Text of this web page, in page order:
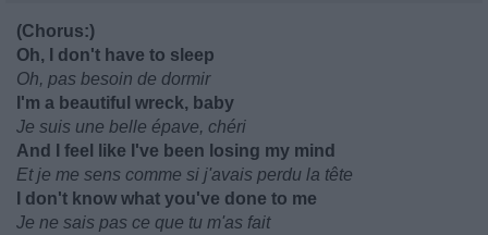
(Chorus:)
Oh, I don't have to sleep
Oh, pas besoin de dormir
I'm a beautiful wreck, baby
Je suis une belle épave, chéri
And I feel like I've been losing my mind
Et je me sens comme si j'avais perdu la tête
I don't know what you've done to me
Je ne sais pas ce que tu m'as fait